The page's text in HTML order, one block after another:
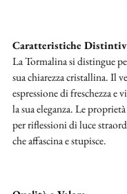
Caratteristiche
La Tormalina si distingue
sua chiarezza cristallina. Il
espressione di freschezza
la sua eleganza. Le
per riflessioni di luce
che affascina e stupisce.